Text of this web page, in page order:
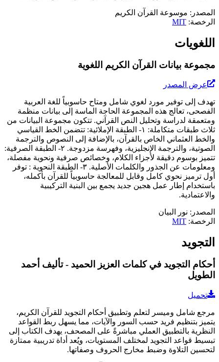
المصدر : موسوعة القرآن الكريم
الرخصة:
MIT
اللغويات
مجموعة بيانات القرآن الكريم اللغوية
عرض المصدر
تهدف إلى توفير مورد لغوي شامل ومتاح حاسوبياً للغة العربية
الفصحى، تعالج هذه المجموعة الحاجة الماسة إلى بيانات منظمة
ومتعمقة لدراسة وتحليل النص القرآني. تتكون مجموعة البيانات من
ثلاث طبقات متكاملة: ١- الطبقة الإملائية: تتضمن الخط القياسي
والخط العثماني الخاص بالقرآن، بالإضافة إلى النصوص والترجمة
الصوتية، والترجمة الإنجليزية، وفهرسة مزدوجة. ٢- الطبقة الصرفية:
تتميز بوسوم دقيقة لأجزاء الكلام، وخصائص صرفية ونحوية مفصلة،
ومعلومات عن الجذور والكلمات الأصلية. ٣- الطبقة النحوية : توفر
أول ترميز نحوي كامل وقابل للمعالجة حاسوبياً للقرآن بأكمله،
باستخدام إطار عمل هجين جديد يجمع بين البنية التركيبية
والاعتمادية.
المصدر : نور البيان
الرخصة:
MIT
التجويد
أحكام التجويد في كلمات العزيز الحميد - تأليف أحمد
الطويل
تحميل
مرجع شامل وميسر لتعلم وتطبيق أحكام التجويد للقرآن الكريم،
يتميز بتنظيم فريد حسب السور والآيات، مما يسهل ربط القواعد
النظرية بالتطبيق العملي مباشرةً على المصحف، يهدف الكتاب إلى
تبسيط قواعد التجويد لمختلف المستويات، ويُعد أداة تدريبية ممتازة
لتحسين التلاوة وضبط مخارج الحروف وصفاتها.